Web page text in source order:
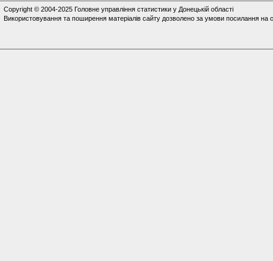
Copyright © 2004-2025 Головне управління статистики у Донецькій області
Використовування та поширення матеріалів сайту дозволено за умови посилання на